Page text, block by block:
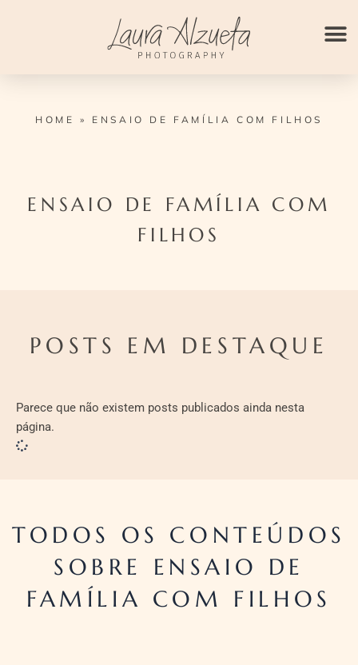
HOME » ENSAIO DE FAMÍLIA COM FILHOS
ENSAIO DE FAMÍLIA COM
FILHOS
POSTS EM DESTAQUE
Parece que não existem posts publicados ainda nesta
página.
TODOS OS CONTEÚDOS
SOBRE ENSAIO DE
FAMÍLIA COM FILHOS